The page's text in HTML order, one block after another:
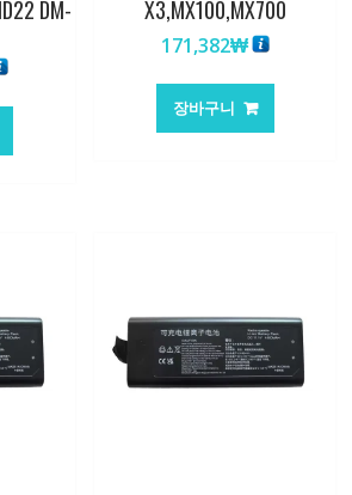
DM- X3,MX100,MX700
171,382₩
장바구니